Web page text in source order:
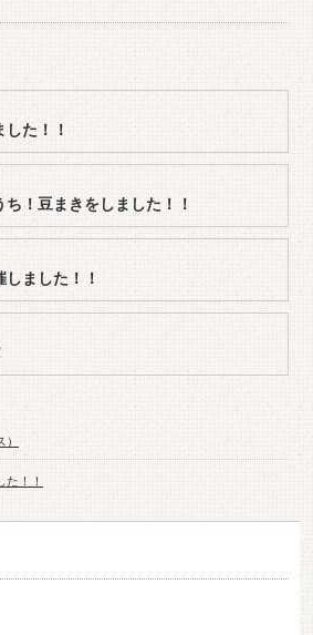
た！！
！豆まきをしました！！
しました！！
た！！